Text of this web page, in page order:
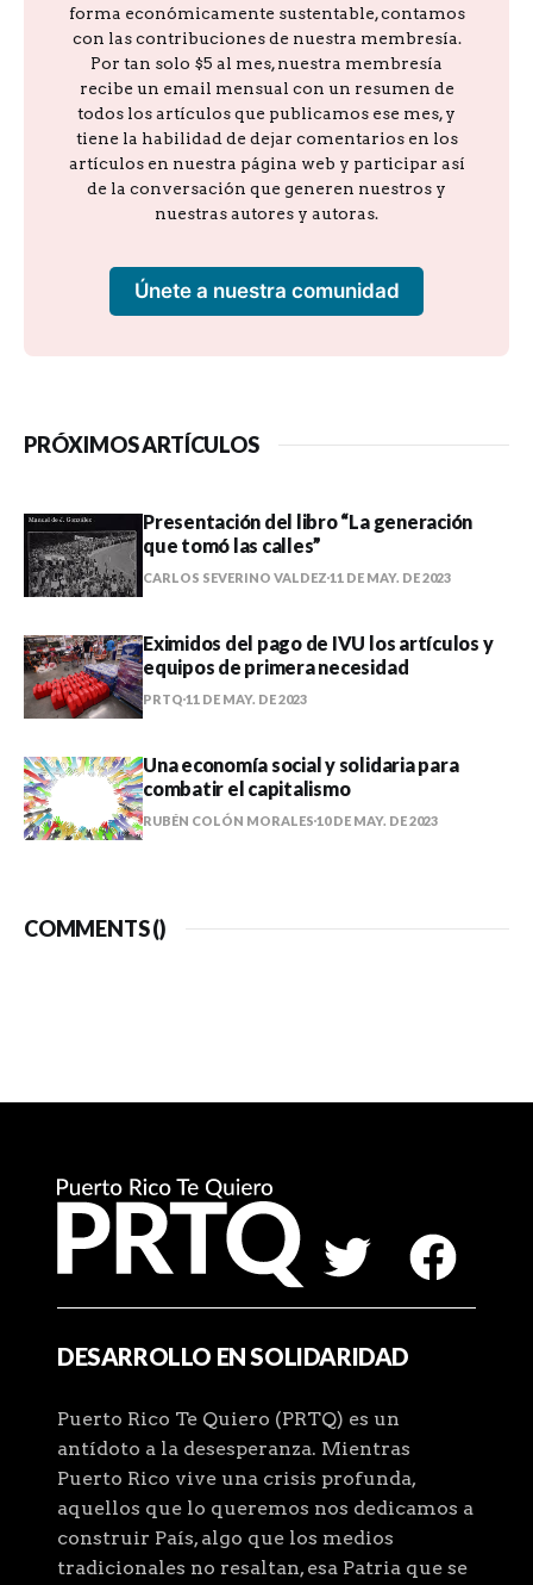
forma económicamente sustentable, contamos
con las contribuciones de nuestra membresía.
Por tan solo $5 al mes, nuestra membresía
recibe un email mensual con un resumen de
todos los artículos que publicamos ese mes, y
tiene la habilidad de dejar comentarios en los
artículos en nuestra página web y participar así
de la conversación que generen nuestros y
nuestras autores y autoras.
Únete a nuestra comunidad
PRÓXIMOS ARTÍCULOS
Presentación del libro “La generación
que tomó las calles”
CARLOS SEVERINO VALDEZ 11 DE MAY. DE 2023
Eximidos del pago de IVU los artículos y
equipos de primera necesidad
PRTQ 11 DE MAY. DE 2023
Una economía social y solidaria para
combatir el capitalismo
RUBÉN COLÓN MORALES 10 DE MAY. DE 2023
COMMENTS ()
DESARROLLO EN SOLIDARIDAD
Puerto Rico Te Quiero (PRTQ) es un
antídoto a la desesperanza. Mientras
Puerto Rico vive una crisis profunda,
aquellos que lo queremos nos dedicamos a
construir País, algo que los medios
tradicionales no resaltan, esa Patria que se